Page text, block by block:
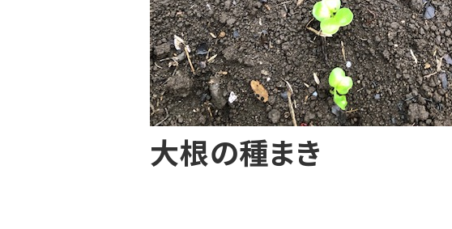
大根の種まき